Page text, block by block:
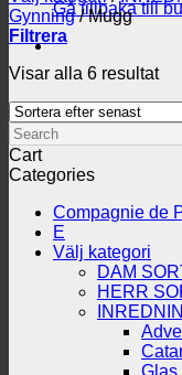
Gå tillbaka till
Gynning /Mugg
Filtrera
Visar alla 6 resultat
Search
Cart
Categories
Compagnie de
E
Välj kategori
DAM
HERR
Glas